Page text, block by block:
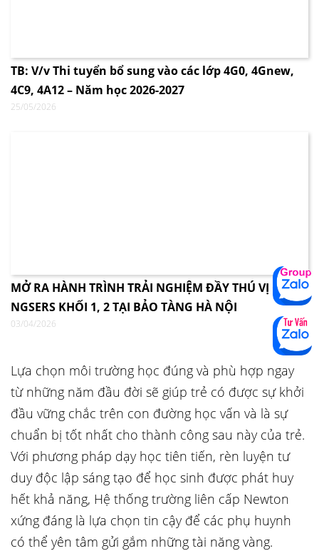
TB: V/v Thi tuyển bổ sung vào các lớp 4G0, 4Gnew,
4C9, 4A12 – Năm học 2026-2027
25/05/2026
MỞ RA HÀNH TRÌNH TRẢI NGHIỆM ĐẦY THÚ VỊ CÙNG
NGSERS KHỐI 1, 2 TẠI BẢO TÀNG HÀ NỘI
03/04/2026
Lựa chọn môi trường học đúng và phù hợp ngay
từ những năm đầu đời sẽ giúp trẻ có được sự khởi
đầu vững chắc trên con đường học vấn và là sự
chuẩn bị tốt nhất cho thành công sau này của trẻ.
Với phương pháp dạy học tiên tiến, rèn luyện tư
duy độc lập sáng tạo để học sinh được phát huy
hết khả năng, Hệ thống trường liên cấp Newton
xứng đáng là lựa chọn tin cậy để các phụ huynh
có thể yên tâm gửi gắm những tài năng vàng.